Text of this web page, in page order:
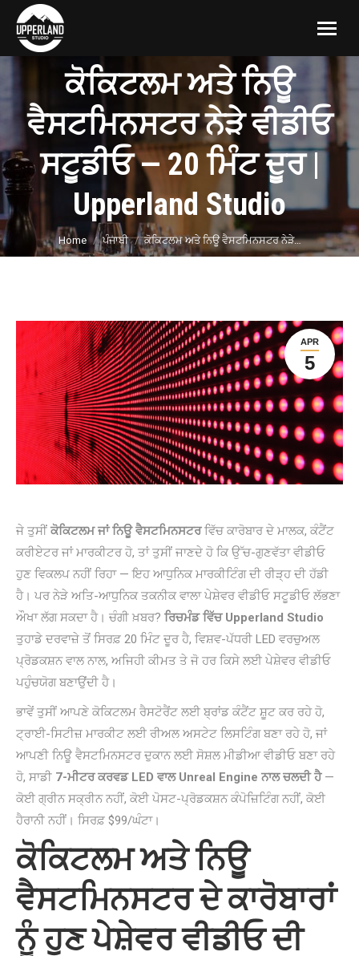
ਕੋਕਿਟਲਮ ਅਤੇ ਨਿਊ
ਵੈਸਟਮਿਨਸਟਰ ਨੇੜੇ ਵੀਡੀਓ
ਸਟੂਡੀਓ — 20 ਮਿੰਟ ਦੂਰ |
Upperland Studio
You are here:
Home ਪੰਜਾਬੀ ਕੋਕਿਟਲਮ ਅਤੇ ਨਿਊ ਵੈਸਟਮਿਨਸਟਰ ਨੇੜੇ…
APR
5
ਜੇ ਤੁਸੀਂ ਕੋਕਿਟਲਮ ਜਾਂ ਨਿਊ ਵੈਸਟਮਿਨਸਟਰਵਿੱਚ ਕਾਰੋਬਾਰ ਦੇ ਮਾਲਕ, ਕੰਟੈਂਟ
ਕਰੀਏਟਰ ਜਾਂ ਮਾਰਕੀਟਰ ਹੋ, ਤਾਂ ਤੁਸੀਂ ਜਾਣਦੇ ਹੋ ਕਿ ਉੱਚ-ਗੁਣਵੱਤਾ ਵੀਡੀਓ
ਹੁਣ ਵਿਕਲਪ ਨਹੀਂ ਰਿਹਾ — ਇਹ ਆਧੁਨਿਕ ਮਾਰਕੀਟਿੰਗ ਦੀ ਰੀੜ੍ਹ ਦੀ ਹੱਡੀ
ਹੈ। ਪਰ ਨੇੜੇ ਅਤਿ-ਆਧੁਨਿਕ ਤਕਨੀਕ ਵਾਲਾ ਪੇਸ਼ੇਵਰ ਵੀਡੀਓ ਸਟੂਡੀਓ ਲੱਭਣਾ
ਔਖਾ ਲੱਗ ਸਕਦਾ ਹੈ। ਚੰਗੀ ਖ਼ਬਰ? ਰਿਚਮੰਡ ਵਿੱਚ Upperland Studio
ਤੁਹਾਡੇ ਦਰਵਾਜ਼ੇ ਤੋਂ ਸਿਰਫ਼ 20 ਮਿੰਟ ਦੂਰ ਹੈ, ਵਿਸ਼ਵ-ਪੱਧਰੀ LED ਵਰਚੁਅਲ
ਪ੍ਰੋਡਕਸ਼ਨ ਵਾਲ ਨਾਲ, ਅਜਿਹੀ ਕੀਮਤ ਤੇ ਜੋ ਹਰ ਕਿਸੇ ਲਈ ਪੇਸ਼ੇਵਰ ਵੀਡੀਓ
ਪਹੁੰਚਯੋਗ ਬਣਾਉਂਦੀ ਹੈ।
ਭਾਵੇਂ ਤੁਸੀਂ ਆਪਣੇ ਕੋਕਿਟਲਮ ਰੈਸਟੋਰੈਂਟ ਲਈ ਬ੍ਰਾਂਡ ਕੰਟੈਂਟ ਸ਼ੂਟ ਕਰ ਰਹੇ ਹੋ,
ਟ੍ਰਾਈ-ਸਿਟੀਜ਼ ਮਾਰਕੀਟ ਲਈ ਰੀਅਲ ਅਸਟੇਟ ਲਿਸਟਿੰਗ ਬਣਾ ਰਹੇ ਹੋ, ਜਾਂ
ਆਪਣੀ ਨਿਊ ਵੈਸਟਮਿਨਸਟਰ ਦੁਕਾਨ ਲਈ ਸੋਸ਼ਲ ਮੀਡੀਆ ਵੀਡੀਓ ਬਣਾ ਰਹੇ
ਹੋ, ਸਾਡੀ 7-ਮੀਟਰ ਕਰਵਡ LED ਵਾਲ Unreal Engine ਨਾਲ ਚਲਦੀ ਹੈ—
ਕੋਈ ਗ੍ਰੀਨ ਸਕ੍ਰੀਨ ਨਹੀਂ, ਕੋਈ ਪੋਸਟ-ਪ੍ਰੋਡਕਸ਼ਨ ਕੰਪੋਜ਼ਿਟਿੰਗ ਨਹੀਂ, ਕੋਈ
ਹੈਰਾਨੀ ਨਹੀਂ। ਸਿਰਫ਼ $99/ਘੰਟਾ।
ਕੋਕਿਟਲਮ ਅਤੇ ਨਿਊ
ਵੈਸਟਮਿਨਸਟਰ ਦੇ ਕਾਰੋਬਾਰਾਂ
ਨੂੰ ਹੁਣ ਪੇਸ਼ੇਵਰ ਵੀਡੀਓ ਦੀ